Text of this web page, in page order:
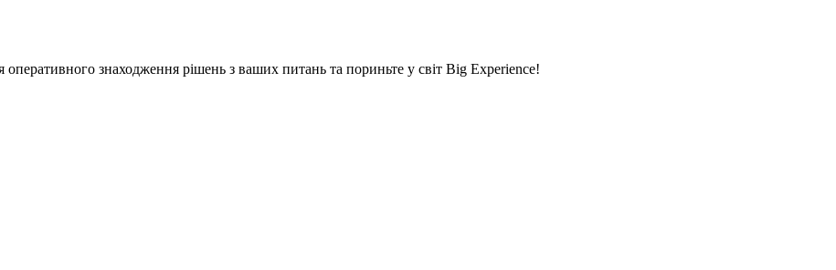
знаходження рішень з ваших питань та пориньте у світ Big Experience!